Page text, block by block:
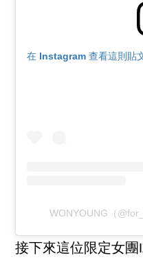
在 Instagram 查看這則貼
WONYOUNG（
接下來這位限定女團